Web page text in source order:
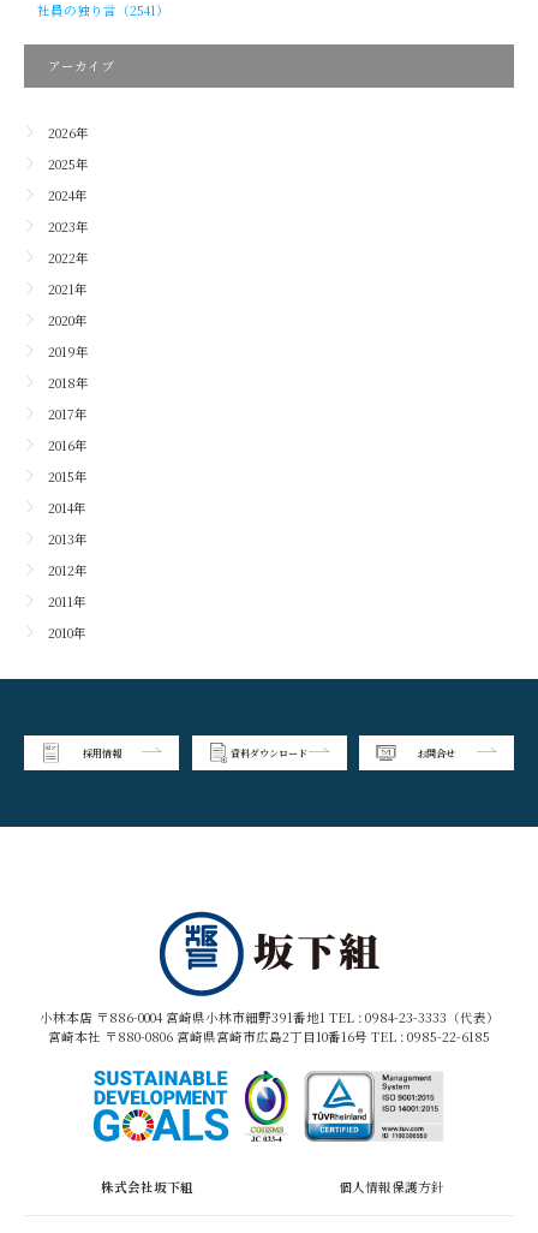
社員の独り言（2541）
アーカイブ
2026年
2025年
2024年
2023年
2022年
2021年
2020年
2019年
2018年
2017年
2016年
2015年
2014年
2013年
2012年
2011年
2010年
採用情報 資料ダウンロード お問合せ
小林本店 〒886-0004 宮崎県小林市細野391番地1 TEL : 0984-23-3333（代表）
宮崎本社 〒880-0806 宮崎県宮崎市広島2丁目10番16号 TEL : 0985-22-6185
株式会社坂下組 個人情報保護方針